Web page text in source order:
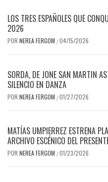
LOS TRES ESPAÑOLES QUE
2026
POR NEREA FERGOM /04/15/2026
SORDA, DE JONE SAN MARTIN
SILENCIO EN DANZA
POR NEREA FERGOM /01/27/2026
MATÍAS UMPIERREZ ESTRENA
ARCHIVO ESCÉNICO DEL
POR NEREA FERGOM /01/23/2026